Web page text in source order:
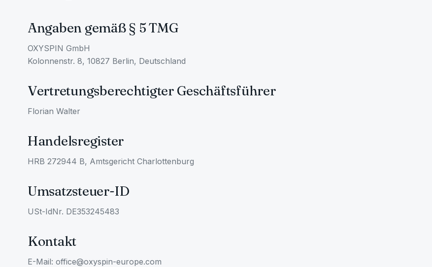
Angaben gemäß § 5 TMG
OXYSPIN GmbH
Kolonnenstr. 8, 10827 Berlin, Deutschland
Vertretungsberechtigter Geschäftsführer
Florian Walter
Handelsregister
HRB 272944 B, Amtsgericht Charlottenburg
Umsatzsteuer-ID
USt-IdNr. DE353245483
Kontakt
E-Mail: office@oxyspin-europe.com